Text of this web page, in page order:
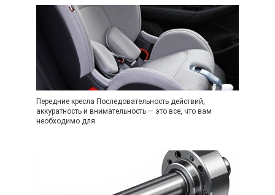
Передние кресла Последовательность действий,
аккуратность и внимательность — это все, что вам
необходимо для